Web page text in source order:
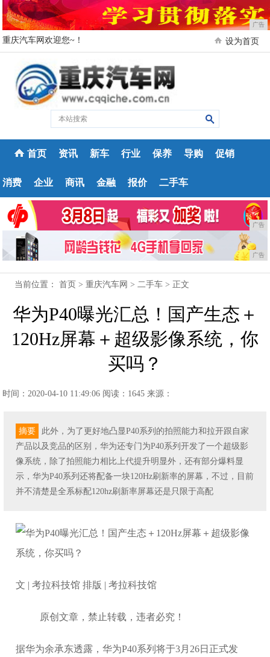
广告
重庆汽车网欢迎您~！ 设为首页
首页 资讯 新车 行业 保养 导购 促销
消费 企业 商讯 金融 报价 二手车
广告
广告
当前位置：首页 >重庆汽车网 >二手车 > 正文
华为P40曝光汇总！国产生态＋
120Hz屏幕＋超级影像系统，你
买吗？
时间：2020-04-10 11:49:06 阅读：1645 来源：
摘要
此外，为了更好地凸显P40系列的拍照能力和拉开跟自家
产品以及竞品的区别，华为还专门为P40系列开发了一个超级影
像系统，除了拍照能力相比上代提升明显外，还有部分爆料显
示，华为P40系列还将配备一块120Hz刷新率的屏幕，不过，目前
并不清楚是全系标配120hz刷新率屏幕还是只限于高配
文 | 考拉科技馆 排版 | 考拉科技馆
原创文章，禁止转载，违者必究！
据华为余承东透露，华为P40系列将于3月26日正式发